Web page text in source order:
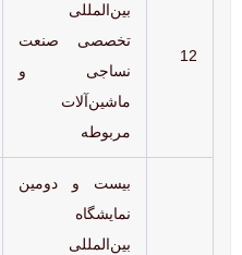
12
بین‌المللی
تخصصی صنعت
نساجی و
ماشین‌آلات
مربوطه
بیست و دومین
نمایشگاه
بین‌المللی